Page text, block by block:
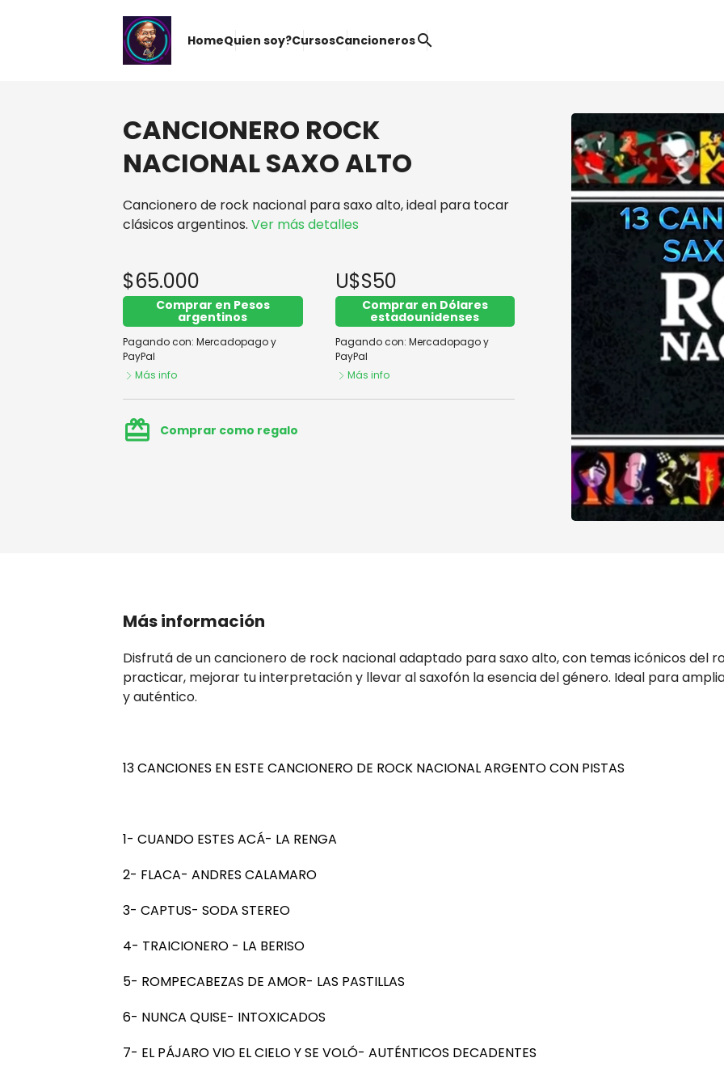
HomeQuien soy?CursosCancionerossearch
CANCIONERO ROCK
NACIONAL SAXO ALTO
Cancionero de rock nacional para saxo alto, ideal para tocar
clásicos argentinos.Ver más detalles
$65.000
Comprar en Pesos
argentinos
Pagando con:Mercadopagoy
PayPal
Más info
U$S50
Comprar en Dólares
estadounidenses
Pagando con: Mercadopago y
PayPal
Más info
card_giftcard Comprar como regalo
Más información
Disfrutá de un cancionero de rock nacional adaptado para saxo alto, con temas icónicos del
practicar, mejorar tu interpretación y llevar al saxofón la esencia del género. Ideal para
y auténtico.
13 CANCIONES EN ESTE CANCIONERO DE ROCK NACIONAL ARGENTO CON PISTAS
1- CUANDO ESTES ACÁ- LA RENGA
2- FLACA- ANDRES CALAMARO
3- CAPTUS- SODA STEREO
4- TRAICIONERO - LA BERISO
5- ROMPECABEZAS DE AMOR- LAS PASTILLAS
6- NUNCA QUISE- INTOXICADOS
7- EL PÁJARO VIO EL CIELO Y SE VOLÓ- AUTÉNTICOS DECADENTES